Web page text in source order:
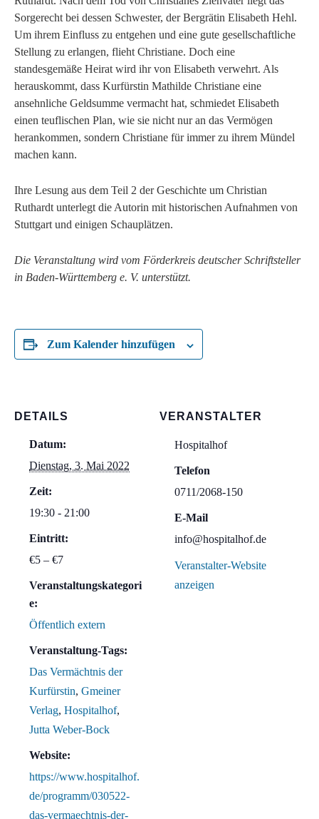
Sorgerecht bei dessen Schwester, der Bergrätin Elisabeth Hehl.
Um ihrem Einfluss zu entgehen und eine gute gesellschaftliche
Stellung zu erlangen, flieht Christiane. Doch eine
standesgemäße Heirat wird ihr von Elisabeth verwehrt. Als
herauskommt, dass Kurfürstin Mathilde Christiane eine
ansehnliche Geldsumme vermacht hat, schmiedet Elisabeth
einen teuflischen Plan, wie sie nicht nur an das Vermögen
herankommen, sondern Christiane für immer zu ihrem Mündel
machen kann.
Ihre Lesung aus dem Teil 2 der Geschichte um Christian
Ruthardt unterlegt die Autorin mit historischen Aufnahmen von
Stuttgart und einigen Schauplätzen.
Die Veranstaltung wird vom Förderkreis deutscher Schriftsteller
in Baden-Württemberg e. V. unterstützt.
Zum Kalender hinzufügen
DETAILS
Datum:
Dienstag, 3. Mai 2022
Zeit:
19:30 - 21:00
Eintritt:
€5 – €7
Veranstaltungskategori
e:
Öffentlich extern
Veranstaltung-Tags:
Das Vermächtnis der
Kurfürstin, Gmeiner
Verlag, Hospitalhof,
Jutta Weber-Bock
Website:
https://www.hospitalhof.
de/programm/030522-
das-vermaechtnis-der-
VERANSTALTER
Hospitalhof
Telefon
0711/2068-150
E-Mail
info@hospitalhof.de
Veranstalter-Website
anzeigen